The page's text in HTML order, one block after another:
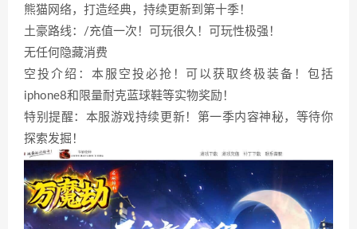
熊猫网络，打造经典，持续更新到第十季！
土豪路线：/充值一次！可玩很久！可玩性极强！
无任何隐藏消费
空投介绍：本服空投必抢！可以获取终极装备！包括
iphone8和限量耐克蓝球鞋等实物奖励！
特别提醒：本服游戏持续更新！第一季内容神秘，等待你
探索发掘！